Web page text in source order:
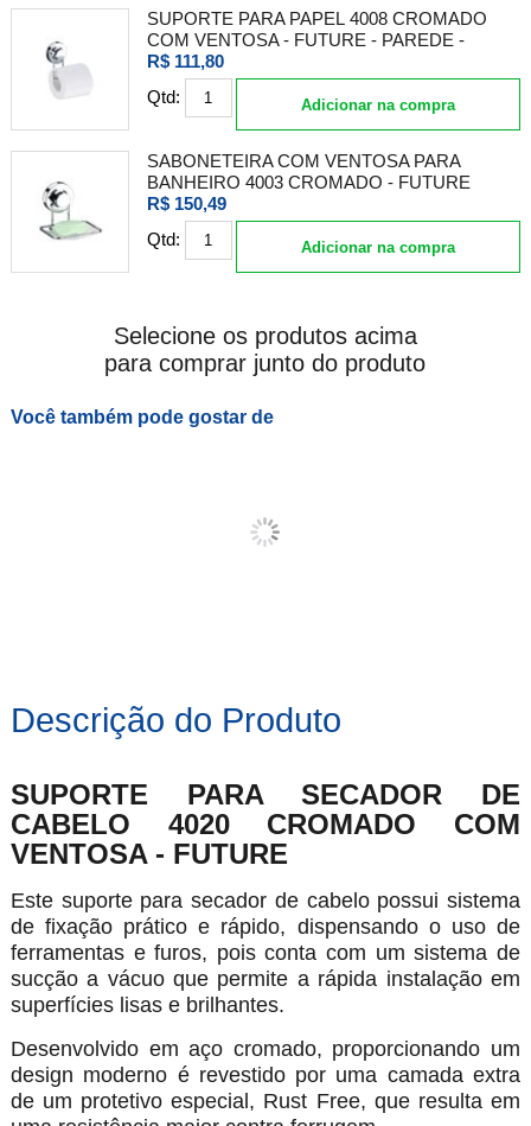
SUPORTE PARA PAPEL 4008 CROMADO
COM VENTOSA - FUTURE - PAREDE -
R$ 111,80
Qtd:
Adicionar na compra
SABONETEIRA COM VENTOSA PARA
BANHEIRO 4003 CROMADO - FUTURE
R$ 150,49
Qtd:
Adicionar na compra
Selecione os produtos acima
para comprar junto do produto
Você também pode gostar de
Descrição do Produto
SUPORTE PARA SECADOR DE
CABELO 4020 CROMADO COM
VENTOSA - FUTURE
Este suporte para secador de cabelo possui sistema
de fixação prático e rápido, dispensando o uso de
ferramentas e furos, pois conta com um sistema de
sucção a vácuo que permite a rápida instalação em
superfícies lisas e brilhantes.
Desenvolvido em aço cromado, proporcionando um
design moderno é revestido por uma camada extra
de um protetivo especial, Rust Free, que resulta em